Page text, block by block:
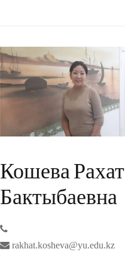
Кошева Рахат
Бактыбаевна
rakhat.kosheva@yu.edu.kz